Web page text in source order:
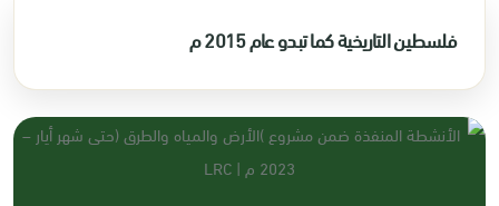
فلسطين التاريخية كما تبدو عام 2015 م